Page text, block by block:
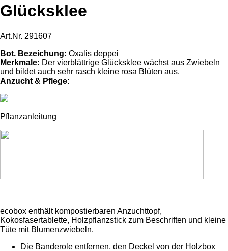
Glücksklee
Art.Nr. 291607
Bot. Bezeichung: Oxalis deppei
Merkmale: Der vierblättrige Glücksklee wächst aus Zwiebeln
und bildet auch sehr rasch kleine rosa Blüten aus.
Anzucht & Pflege:
Pflanzanleitung
ecobox enthält kompostierbaren Anzuchttopf,
Kokosfasertablette, Holzpflanzstick zum Beschriften und kleine
Tüte mit Blumenzwiebeln.
Die Banderole entfernen, den Deckel von der Holzbox